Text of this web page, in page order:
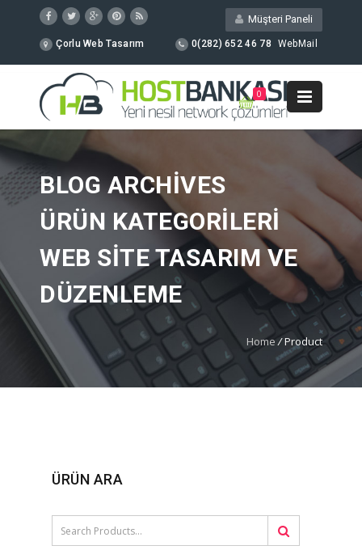
Müşteri Paneli
Çorlu Web Tasarım 0(282) 652 46 78 WebMail
0
BLOG ARCHIVES
ÜRÜN KATEGORILERI
WEB SITE TASARIM VE
DÜZENLEME
Home /Product
ÜRÜN ARA